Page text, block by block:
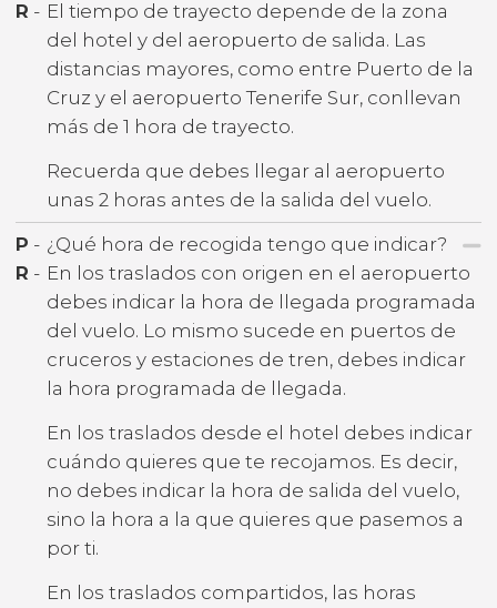
R - El tiempo de trayecto depende de la zona
del hotel y del aeropuerto de salida. Las
distancias mayores, como entre Puerto de la
Cruz y el aeropuerto Tenerife Sur, conllevan
más de 1 hora de trayecto.
Recuerda que debes llegar al aeropuerto
unas 2 horas antes de la salida del vuelo.
P - ¿Qué hora de recogida tengo que indicar?
R - En los traslados con origen en el aeropuerto
debes indicar la hora de llegada programada
del vuelo. Lo mismo sucede en puertos de
cruceros y estaciones de tren, debes indicar
la hora programada de llegada.
En los traslados desde el hotel debes indicar
cuándo quieres que te recojamos. Es decir,
no debes indicar la hora de salida del vuelo,
sino la hora a la que quieres que pasemos a
por ti.
En los traslados compartidos, las horas